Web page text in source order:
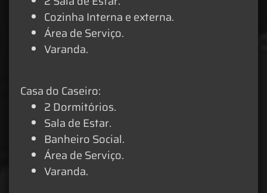
Cozinha Interna e externa.
Área de Serviço.
Varanda.
Casa do Caseiro:
2 Dormitórios.
Sala de Estar.
Banheiro Social.
Área de Serviço.
Varanda.